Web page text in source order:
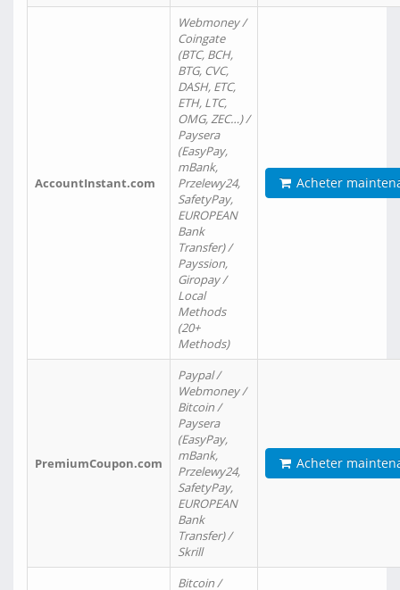
AccountInstant.com
Webmoney /
Coingate
(BTC, BCH,
BTG, CVC,
DASH, ETC,
ETH, LTC,
OMG, ZEC…) /
Paysera
(EasyPay,
mBank,
Przelewy24,
SafetyPay,
EUROPEAN
Bank
Transfer) /
Payssion,
Giropay /
Local
Methods
(20+
Methods)
Acheter
PremiumCoupon.com
Paypal /
Webmoney /
Bitcoin /
Paysera
(EasyPay,
mBank,
Przelewy24,
SafetyPay,
EUROPEAN
Bank
Transfer) /
Skrill
Acheter
Bitcoin /